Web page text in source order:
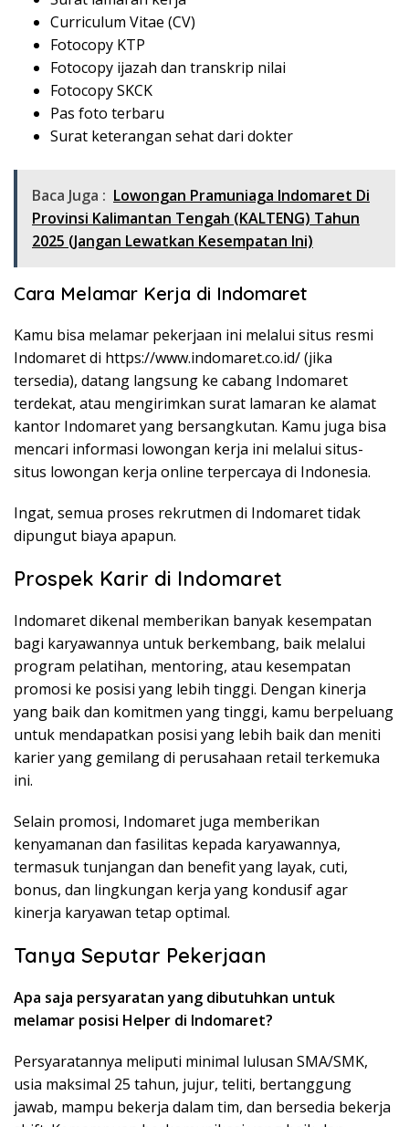
Curriculum Vitae (CV)
Fotocopy KTP
Fotocopy ijazah dan transkrip nilai
Fotocopy SKCK
Pas foto terbaru
Surat keterangan sehat dari dokter
Baca Juga : Lowongan Pramuniaga Indomaret Di
Provinsi Kalimantan Tengah (KALTENG) Tahun
2025 (Jangan Lewatkan Kesempatan Ini)
Cara Melamar Kerja di Indomaret
Kamu bisa melamar pekerjaan ini melalui situs resmi
Indomaret di https://www.indomaret.co.id/(jika
tersedia), datang langsung ke cabang Indomaret
terdekat, atau mengirimkan surat lamaran ke alamat
kantor Indomaret yang bersangkutan. Kamu juga bisa
mencari informasi lowongan kerja ini melalui situs-
situs lowongan kerja online terpercaya di Indonesia.
Ingat, semua proses rekrutmen di Indomaret tidak
dipungut biaya apapun.
Prospek Karir di Indomaret
Indomaret dikenal memberikan banyak kesempatan
bagi karyawannya untuk berkembang, baik melalui
program pelatihan, mentoring, atau kesempatan
promosi ke posisi yang lebih tinggi. Dengan kinerja
yang baik dan komitmen yang tinggi, kamu berpeluang
untuk mendapatkan posisi yang lebih baik dan meniti
karier yang gemilang di perusahaan retail terkemuka
ini.
Selain promosi, Indomaret juga memberikan
kenyamanan dan fasilitas kepada karyawannya,
termasuk tunjangan dan benefit yang layak, cuti,
bonus, dan lingkungan kerja yang kondusif agar
kinerja karyawan tetap optimal.
Tanya Seputar Pekerjaan
Apa saja persyaratan yang dibutuhkan untuk
melamar posisi Helper di Indomaret?
Persyaratannya meliputi minimal lulusan SMA/SMK,
usia maksimal 25 tahun, jujur, teliti, bertanggung
jawab, mampu bekerja dalam tim, dan bersedia bekerja